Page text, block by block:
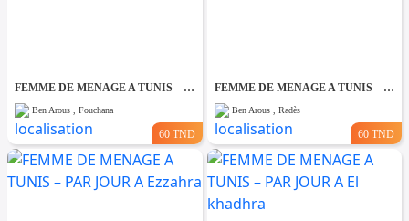
FEMME DE MENAGE A TUNIS – PAR JOUR A Fouchana
Ben Arous , Fouchana
60 TND
FEMME DE MENAGE A TUNIS – PAR JOUR A Rades
Ben Arous , Radès
60 TND